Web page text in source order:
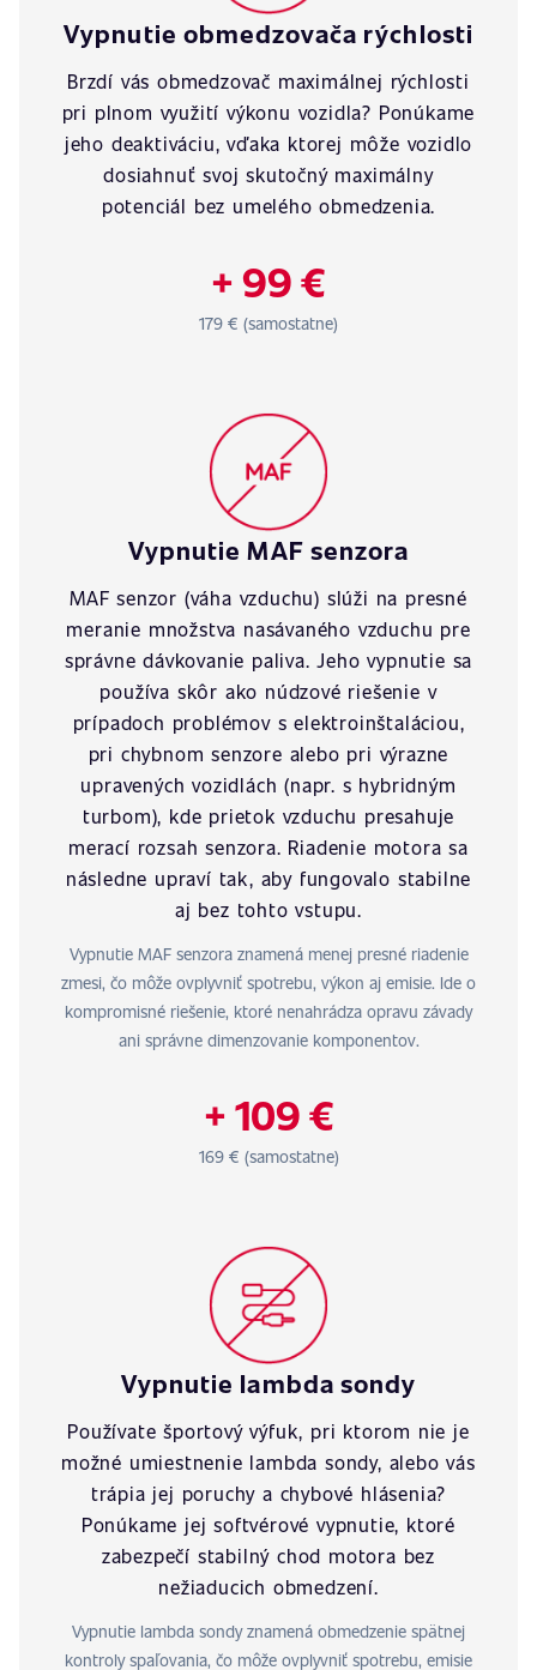
Vypnutie obmedzovača rýchlosti
Brzdí vás obmedzovač maximálnej rýchlosti
pri plnom využití výkonu vozidla? Ponúkame
jeho deaktiváciu, vďaka ktorej môže vozidlo
dosiahnuť svoj skutočný maximálny
potenciál bez umelého obmedzenia.
+ 99 €
179 € (samostatne)
Vypnutie MAF senzora
MAF senzor (váha vzduchu) slúži na presné
meranie množstva nasávaného vzduchu pre
správne dávkovanie paliva. Jeho vypnutie sa
používa skôr ako núdzové riešenie v
prípadoch problémov s elektroinštaláciou,
pri chybnom senzore alebo pri výrazne
upravených vozidlách (napr. s hybridným
turbom), kde prietok vzduchu presahuje
merací rozsah senzora. Riadenie motora sa
následne upraví tak, aby fungovalo stabilne
aj bez tohto vstupu.
Vypnutie MAF senzora znamená menej presné riadenie
zmesi, čo môže ovplyvniť spotrebu, výkon aj emisie. Ide o
kompromisné riešenie, ktoré nenahrádza opravu závady
ani správne dimenzovanie komponentov.
+ 109 €
169 € (samostatne)
Vypnutie lambda sondy
Používate športový výfuk, pri ktorom nie je
možné umiestnenie lambda sondy, alebo vás
trápia jej poruchy a chybové hlásenia?
Ponúkame jej softvérové vypnutie, ktoré
zabezpečí stabilný chod motora bez
nežiaducich obmedzení.
Vypnutie lambda sondy znamená obmedzenie spätnej
kontroly spaľovania, čo môže ovplyvniť spotrebu, emisie